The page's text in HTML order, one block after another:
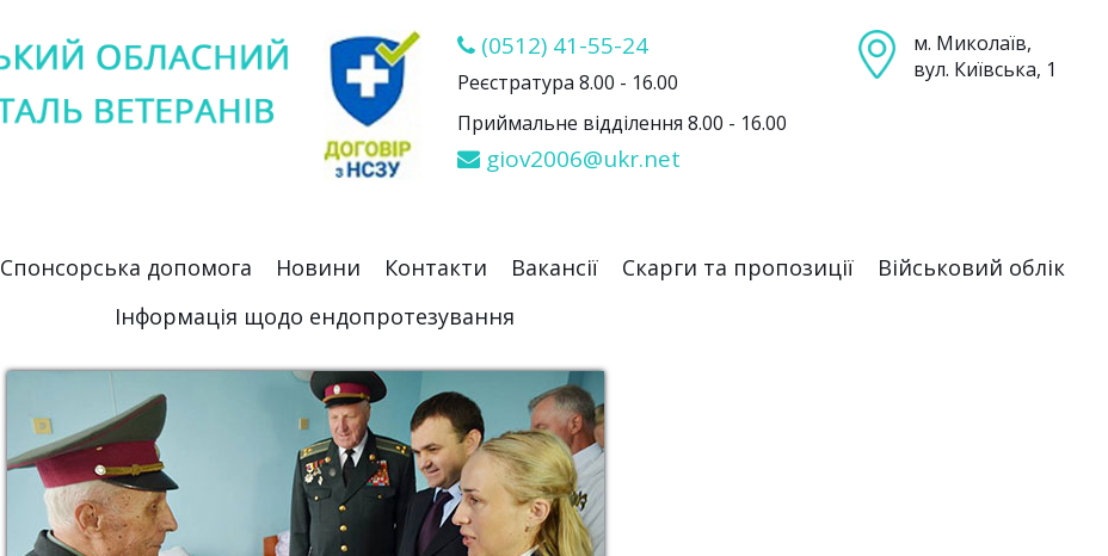
(0512) 41-55-24
Реєстратура 8.00 - 16.00
Приймальне відділення 8.00 - 16.00
giov2006@ukr.net
м. Миколаїв,
вул. Київська, 1
Спонсорська допомога Новини Контакти Вакансії Скарги та пропозиції
Військовий облік
Інформація щодо ендопротезування